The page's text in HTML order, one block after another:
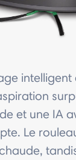
et une IA
Le